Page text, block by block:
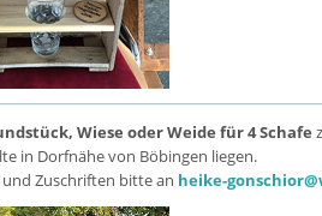
Wiese oder Weide für 4 Schafe
in Dorfnähe von Böbingen liegen.
Zuschriften bitte an heike-